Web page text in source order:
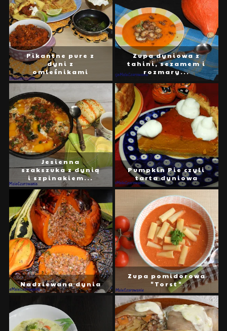
Pikantne pure z
dyni z
omleśnikami
Zupa dyniowa z
tahini, sezamem i
rozmary...
Jesienna
szakszuka z dynią
i szpinakiem...
Pumpkin Pie czyli
tarta dyniowa
Nadziewana dynia
Zupa pomidorowa
"Torst"